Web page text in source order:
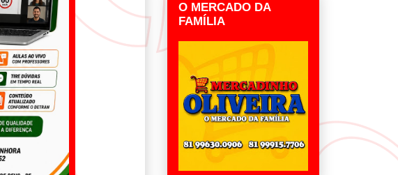
O MERCADO DA
FAMÍLIA